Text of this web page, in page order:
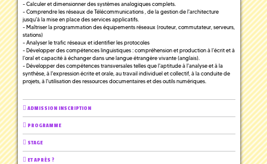
- Calculer et dimensionner des systèmes analogiques complets.
- Comprendre les réseaux de Télécommunications , de la gestion de l'architecture
jusqu'à la mise en place des services applicatifs.
- Maîtriser la programmation des équipements réseaux (routeur, commutateur, serveurs,
stations)
- Analyser le trafic réseaux et identifier les protocoles
- Développer des compétences linguistiques : compréhension et production à l’écrit et à
l’oral et capacité à échanger dans une langue étrangère vivante (anglais).
- Développer des compétences transversales telles que l'aptitude à l'analyse et à la
synthèse, à l'expression écrite et orale, au travail individuel et collectif, à la conduite de
projets, à l'utilisation des ressources documentaires et des outils numériques.
ADMISSION INSCRIPTION
PROGRAMME
STAGE
ET APRÈS ?